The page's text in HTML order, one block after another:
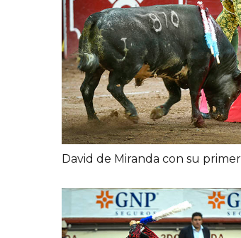
David de Miranda con su